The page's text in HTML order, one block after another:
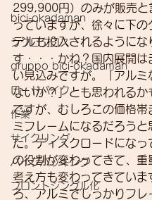
bici-okadaman
シクロクロス
gruppo bici-okadaman
ロードバイク
作業
サイクリング
バイクパッキング
フロントシングル化
299,900円）のみが販売と
っていますが、徐々に下の
デルも投入されるようにな
す・・・かね？国内展開は
い見込みですが。「アルミ
ないか？」とも思われるか
ですが、むしろこの価格帯
ミフレームになるだろうと
た。ディスクロードになっ
の役割が変わってきて、重
考え方も変わってきていま
ろ、アルミでしっかりフレ